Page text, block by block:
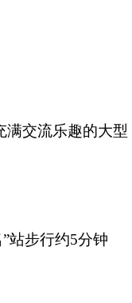
满交流乐趣的大型
站步行约5分钟